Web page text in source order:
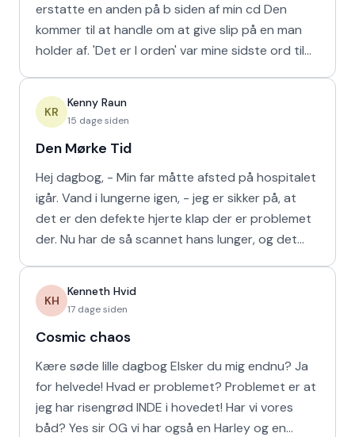
erstatte en anden på b siden af min cd Den
kommer til at handle om at give slip på en man
holder af. 'Det er I orden' var mine sidste ord til
KR
Kenny Raun
15 dage siden
Den Mørke Tid
Hej dagbog, - Min far måtte afsted på hospitalet
igår. Vand i lungerne igen, - jeg er sikker på, at
det er den defekte hjerte klap der er problemet
der. Nu har de så scannet hans lunger, og det
KH
Kenneth Hvid
17 dage siden
Cosmic chaos
Kære søde lille dagbog Elsker du mig endnu? Ja
for helvede! Hvad er problemet? Problemet er at
jeg har risengrød INDE i hovedet! Har vi vores
båd? Yes sir OG vi har også en Harley og en